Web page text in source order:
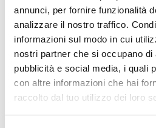
annunci, per fornire funzionalità
analizzare il nostro traffico.
informazioni sul modo in cui
nostri partner che si occupano di
pubblicità e social media, i quali
con altre informazioni che hai
raccolto dal tuo utilizzo dei loro
Area di
Domande e